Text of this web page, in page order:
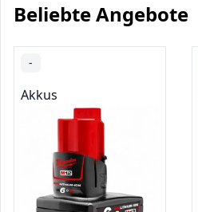
Beliebte Angebote
-
Akkus